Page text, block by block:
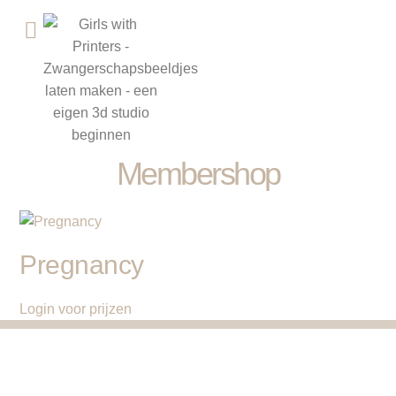
Membershop
Pregnancy
Login voor prijzen